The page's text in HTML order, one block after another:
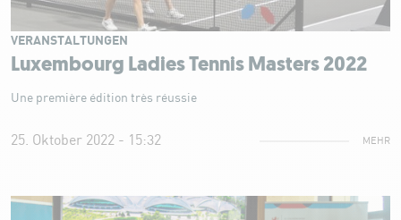
Luxembourg Ladies Tennis Masters 2022
VERANSTALTUNGEN
Une première édition très réussie
25. Oktober 2022 - 15:32 MEHR